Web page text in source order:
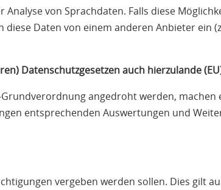
von Sprachdaten. Falls diese
Daten von einem anderen Anbieter ein
Datenschutzgesetzen auch hierzulande
angedroht werden, machen
entsprechenden Auswertungen und
vergeben werden sollen. Dies gilt